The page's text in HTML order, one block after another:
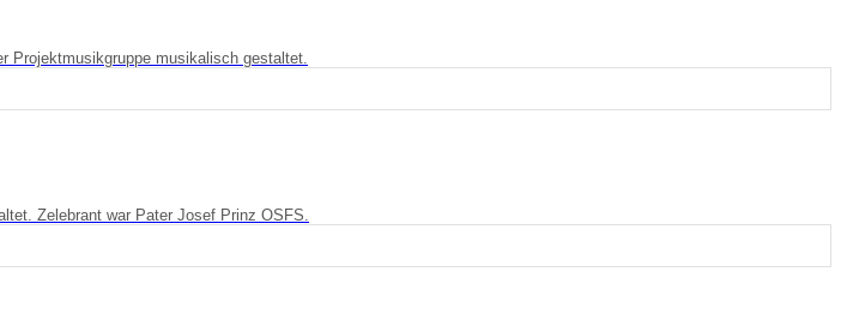
Projektmusikgruppe musikalisch gestaltet.
Zelebrant war Pater Josef Prinz OSFS.